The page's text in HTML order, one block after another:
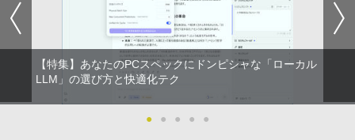
【特集】あなたのPCスペックにドンピシャな「ローカル
LLM」の選び方と快適化テク
● ● ● ● ●